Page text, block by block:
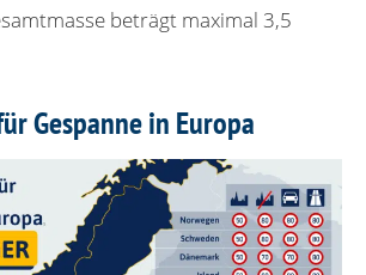
beträgt maximal 3,5
Gespanne in Europa